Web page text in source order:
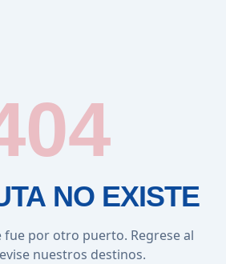
NO EXISTE
fue por otro puerto. Regrese al
nuestros destinos.